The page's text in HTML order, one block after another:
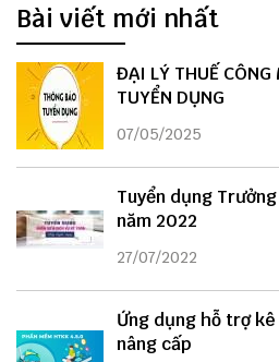
Bài viết mới nhất
ĐẠI LÝ THUẾ CÔNG
TUYỂN DỤNG
07/05/2025
Tuyển dụng
năm 2022
27/07/2022
Ứng dụng hỗ trợ
nâng cấp